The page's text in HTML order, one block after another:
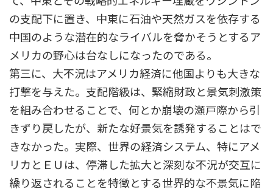
の支配下に置き、中東に石油や天然ガスを依存する
中国のような潜在的なライバルを脅かそうとするア
メリカの野心は台なしになったのである。
第三に、大不況はアメリカ経済に他国よりも大きな
打撃を与えた。支配階級は、緊縮財政と景気刺激策
を組み合わせることで、何とか崩壊の瀬戸際から引
きずり戻したが、新たな好景気を誘発することはで
きなかった。実際、世界の経済システム、特にアメ
リカとＥＵは、停滞した拡大と深刻な不況が交互に
繰り返されることを特徴とする世界的な不景気に陥